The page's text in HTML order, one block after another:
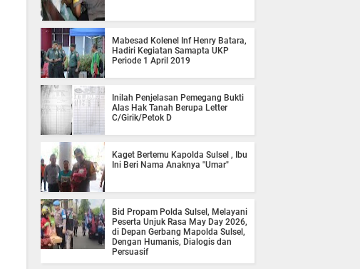
Mabesad Kolenel Inf Henry Batara,
Hadiri Kegiatan Samapta UKP
Periode 1 April 2019
Inilah Penjelasan Pemegang Bukti
Alas Hak Tanah Berupa Letter
C/Girik/Petok D
Kaget Bertemu Kapolda Sulsel , Ibu
Ini Beri Nama Anaknya "Umar"
Bid Propam Polda Sulsel, Melayani
Peserta Unjuk Rasa May Day 2026,
di Depan Gerbang Mapolda Sulsel,
Dengan Humanis, Dialogis dan
Persuasif